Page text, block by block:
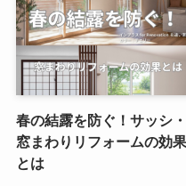
春の結露を防ぐ！サッシ・
窓まわりリフォームの効果
とは